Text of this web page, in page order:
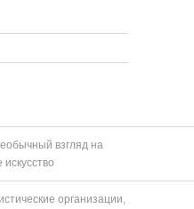
взгляд на
организации,